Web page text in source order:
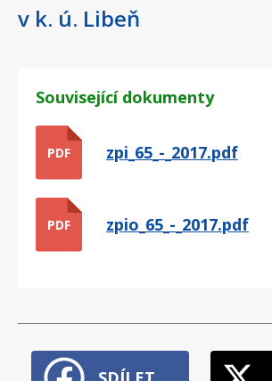
v k. ú. Libeň
Související dokumenty
PDF zpi_65_-_2017.pdf
PDF zpio_65_-_2017.pdf